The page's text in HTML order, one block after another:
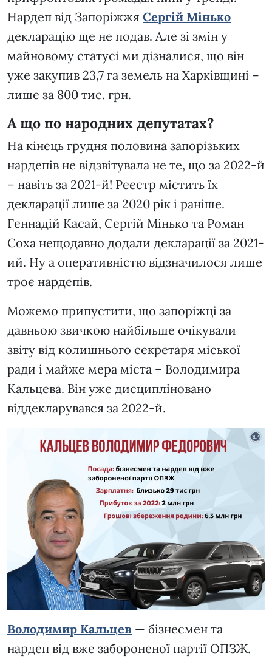
Нардеп від Запоріжжя Сергій Мінько
декларацію ще не подав. Але зі змін у
майновому статусі ми дізналися, що він
уже закупив 23,7 га земель на Харківщині –
лише за 800 тис. грн.
А що по народних депутатах?
На кінець грудня половина запорізьких
нардепів не відзвітувала не те, що за 2022-й
– навіть за 2021-й! Реєстр містить їх
декларації лише за 2020 рік і раніше.
Геннадій Касай, Сергій Мінько та Роман
Соха нещодавно додали декларації за 2021-
ий. Ну а оперативністю відзначилося лише
троє нардепів.
Можемо припустити, що запоріжці за
давньою звичкою найбільше очікували
звіту від колишнього секретаря міської
ради і майже мера міста – Володимира
Кальцева. Він уже дисципліновано
віддекларувався за 2022-й.
Володимир Кальцев — бізнесмен та
нардеп від вже забороненої партії ОПЗЖ.